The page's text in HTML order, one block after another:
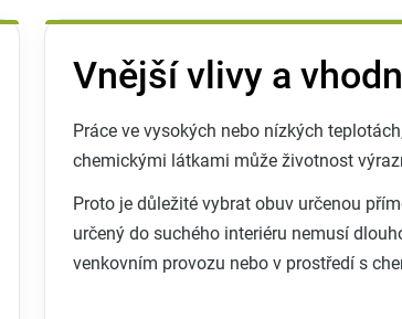
Vnější vlivy a
Práce ve vysokých nebo nízkých
chemickými látkami může životnost
Proto je důležité vybrat obuv určenou
určený do suchého interiéru nemusí
venkovním provozu nebo v prostředí s